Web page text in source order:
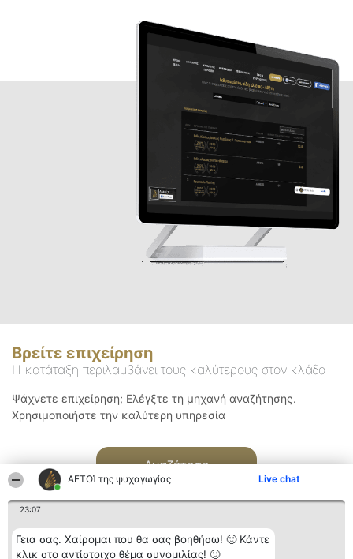
ΑΕΤΟΊ της ψυχαγωγίας Live chat
23:07
Γεια σας. Χαίρομαι που θα σας βοηθήσω! 🙂 Κάντε
κλικ στο αντίστοιχο θέμα συνομιλίας! 🙂
Βρείτε επιχείρηση
Η κατάταξη περιλαμβάνει τους καλύτερους στον κλάδο
Ψάχνετε επιχείρηση; Ελέγξτε τη μηχανή αναζήτησης.
Χρησιμοποιήστε την καλύτερη υπηρεσία
Αναζήτηση